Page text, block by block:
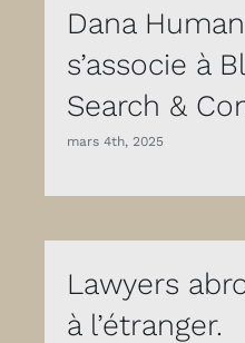
Dana
s’associe à
Search &
mars 4th, 2025
Lawyers
à l’étranger.